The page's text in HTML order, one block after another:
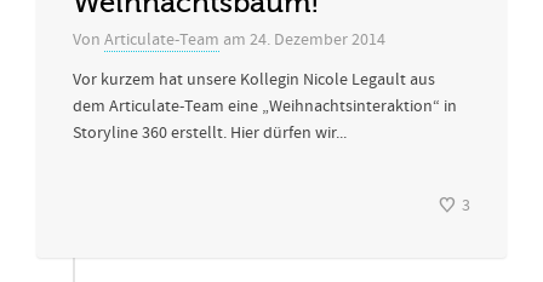
Von Articulate-Team am 24. Dezember 2014
Vor kurzem hat unsere Kollegin Nicole Legault aus
dem Articulate-Team eine „Weihnachtsinteraktion“ in
Storyline 360 erstellt. Hier dürfen wir...
3